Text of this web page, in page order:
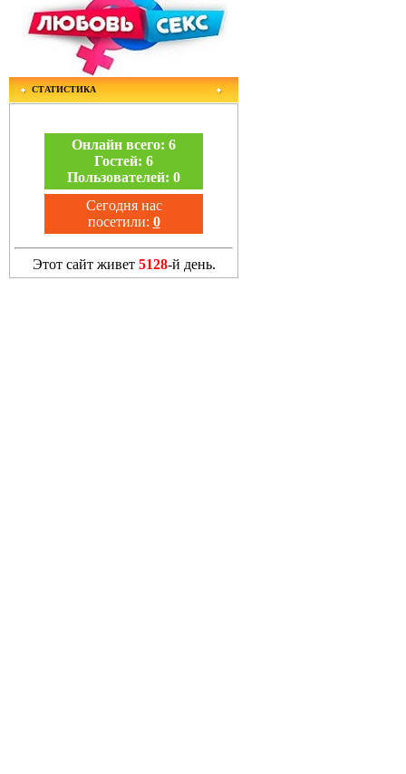
СТАТИСТИКА
Онлайн всего: 6
Гостей: 6
Пользователей: 0
Сегодня нас
посетили: 0
Этот сайт живет 5128-й день.